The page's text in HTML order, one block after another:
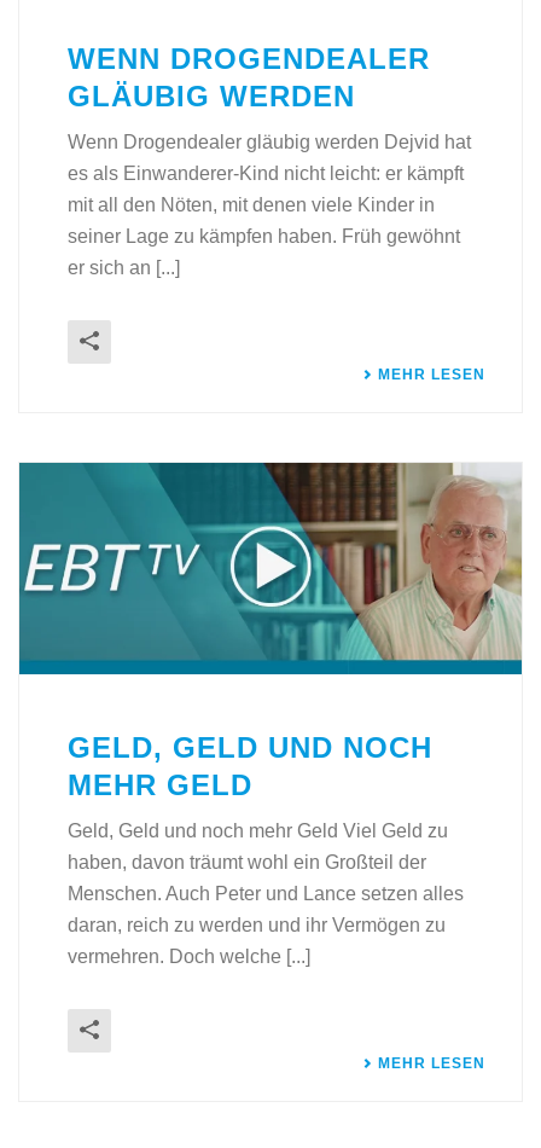
WENN DROGENDEALER
GLÄUBIG WERDEN
Wenn Drogendealer gläubig werden Dejvid hat
es als Einwanderer-Kind nicht leicht: er kämpft
mit all den Nöten, mit denen viele Kinder in
seiner Lage zu kämpfen haben. Früh gewöhnt
er sich an [...]
MEHR LESEN
GELD, GELD UND NOCH
MEHR GELD
Geld, Geld und noch mehr Geld Viel Geld zu
haben, davon träumt wohl ein Großteil der
Menschen. Auch Peter und Lance setzen alles
daran, reich zu werden und ihr Vermögen zu
vermehren. Doch welche [...]
MEHR LESEN